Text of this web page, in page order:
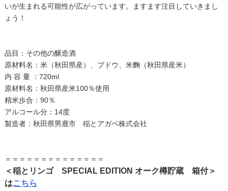
いが生まれる可能性が広がっています。ますます注目していきまし
ょう！
品目：その他の醸造酒
原材料名：米（秋田県産）、ブドウ、米麴（秋田県産米）
内 容 量 ：720ml
原材料名：秋田県産米100％使用
精米歩合：90％
アルコール分：14度
製造者：秋田県男鹿市 稲とアガベ株式会社
＝＝＝＝＝＝＝＝＝＝＝＝＝＝
＜稲とリンゴ SPECIAL EDITION オーク樽貯蔵 箱付＞
はこちら